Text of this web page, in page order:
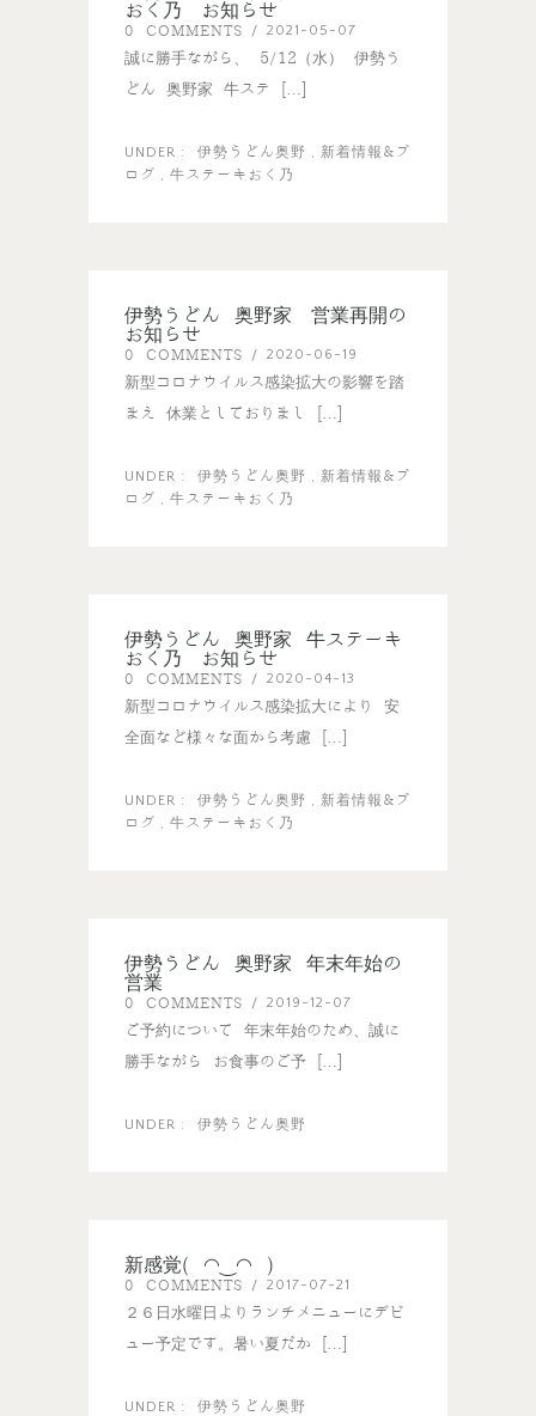
おく乃 お知らせ
0 COMMENTS / 2021-05-07
誠に勝手ながら、 5/12（水） 伊勢う
どん 奥野家 牛ステ […]
UNDER : 伊勢うどん奥野 , 新着情報&ブ
ログ , 牛ステーキおく乃
伊勢うどん 奥野家 営業再開の
お知らせ
0 COMMENTS / 2020-06-19
新型コロナウイルス感染拡大の影響を踏
まえ 休業としておりまし […]
UNDER : 伊勢うどん奥野 , 新着情報&ブ
ログ , 牛ステーキおく乃
伊勢うどん 奥野家 牛ステーキ
おく乃 お知らせ
0 COMMENTS / 2020-04-13
新型コロナウイルス感染拡大により 安
全面など様々な面から考慮 […]
UNDER : 伊勢うどん奥野 , 新着情報&ブ
ログ , 牛ステーキおく乃
伊勢うどん 奥野家 年末年始の
営業
0 COMMENTS / 2019-12-07
ご予約について 年末年始のため、誠に
勝手ながら お食事のご予 […]
UNDER : 伊勢うどん奥野
新感覚( ◠‿◠ )
0 COMMENTS / 2017-07-21
２６日水曜日よりランチメニューにデビ
ュー予定です。暑い夏だか […]
UNDER : 伊勢うどん奥野